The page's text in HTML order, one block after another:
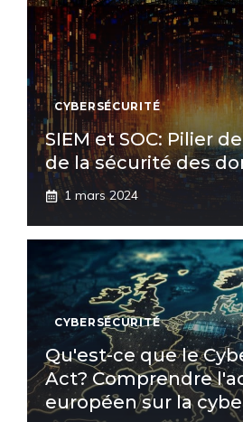
CYBERSÉCURITÉ
SIEM et SOC: Pilier
de la sécurité des
1 mars 2024
CYBERSÉCURITÉ
Qu'est-ce que le
Act? Comprendre
européen sur la